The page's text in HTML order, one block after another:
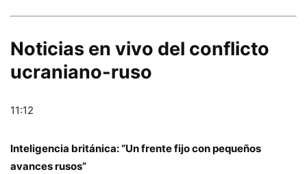
Noticias en vivo del conflicto
ucraniano-ruso
11:12
Inteligencia británica: “Un frente fijo con pequeños
avances rusos”